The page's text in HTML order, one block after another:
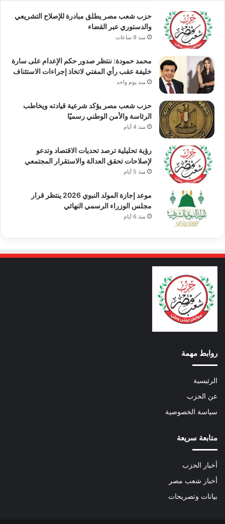
حزب شعب مصر يطلق مبادرة للإصلاح التشريعي
والدستوري عبر القضاء
منذ 9 ساعات
محمد حمودة: ننتظر صدور حكم الإعدام على سارة
خليفة عقب رأي المفتي لاتخاذ إجراءات الاستئناف
منذ يوم واحد
حزب شعب مصر يؤكد شرعية قيادته ويخاطب
الرئاسة والأمن الوطني رسميًا
منذ 4 أيام
رؤية تحليلية ترصد تحديات الاقتصاد وتدعو
لإصلاحات تحقق العدالة والاستقرار المجتمعي
منذ 5 أيام
موعد إجازة المولد النبوي 2026 ينتظر قرار
مجلس الوزراء الرسمي النهائي
منذ 6 أيام
روابط مهمة
الرئيسية
عن الحزب
سياسة الخصوصية
متابعة سريعة
أخبار الحزب
أخبار شعب مصر
بيانات وتصريحات